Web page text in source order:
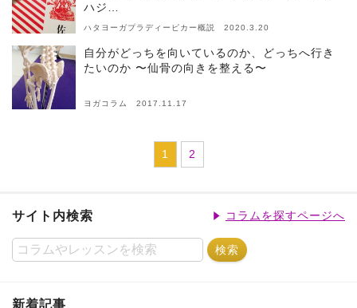
ハジ…
ハタヨーガプラディーピカー概説 2020.3.20
自分がどっちを向いているのか、どっちへ行き
たいのか 〜仙骨の向きを整える〜
ヨガコラム 2017.11.17
1 2
サイト内検索 コラムを探すページへ
新着記事